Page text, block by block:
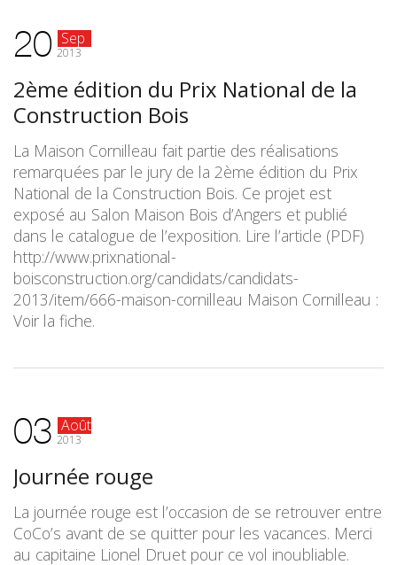
20 Sep
2013
2ème édition du Prix National de la
Construction Bois
La Maison Cornilleau fait partie des réalisations
remarquées par le jury de la 2ème édition du Prix
National de la Construction Bois. Ce projet est
exposé au Salon Maison Bois d’Angers et publié
dans le catalogue de l’exposition. Lire l’article (PDF)
http://www.prixnational-
boisconstruction.org/candidats/candidats-
2013/item/666-maison-cornilleau Maison Cornilleau :
Voir la fiche.
03 Août
2013
Journée rouge
La journée rouge est l’occasion de se retrouver entre
CoCo’s avant de se quitter pour les vacances. Merci
au capitaine Lionel Druet pour ce vol inoubliable.